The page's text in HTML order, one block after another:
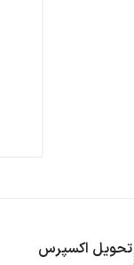
تحویل اکسپرس